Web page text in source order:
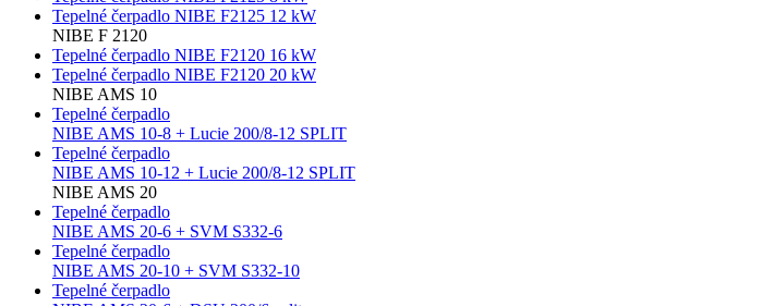
Tepelné čerpadlo NIBE F2125 12 kW
NIBE F 2120
Tepelné čerpadlo NIBE F2120 16 kW
Tepelné čerpadlo NIBE F2120 20 kW
NIBE AMS 10
Tepelné čerpadlo
NIBE AMS 10-8 + Lucie 200/8-12 SPLIT
Tepelné čerpadlo
NIBE AMS 10-12 + Lucie 200/8-12 SPLIT
NIBE AMS 20
Tepelné čerpadlo
NIBE AMS 20-6 + SVM S332-6
Tepelné čerpadlo
NIBE AMS 20-10 + SVM S332-10
Tepelné čerpadlo